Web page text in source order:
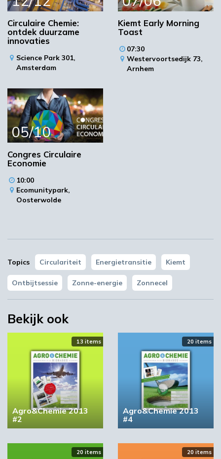
Circulaire Chemie:
ontdek duurzame
innovaties
Science Park 301,
Amsterdam
Kiemt Early Morning
Toast
07:30
Westervoortsedijk 73,
Arnhem
05/10
Congres Circulaire
Economie
10:00
Ecomunitypark,
Oosterwolde
Topics Circulariteit Energietransitie Kiemt
Ontbijtsessie Zonne-energie Zonnecel
Bekijk ook
13 items
Agro&Chemie 2013
#2
20 items
Agro&Chemie 2013
#4
20 items 20 items